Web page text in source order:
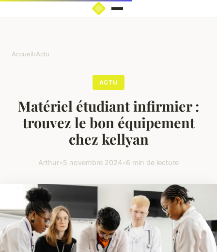
Accueil›Actu
ACTU
Matériel étudiant infirmier :
trouvez le bon équipement
chez kellyan
Arthur•5 novembre 2024•6 min de lecture